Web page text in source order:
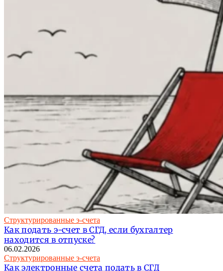
Структурированные э-счета
Как подать э-счет в СГД, если бухгалтер
находится в отпуске?
06.02.2026
Структурированные э-счета
Как электронные счета подать в СГД